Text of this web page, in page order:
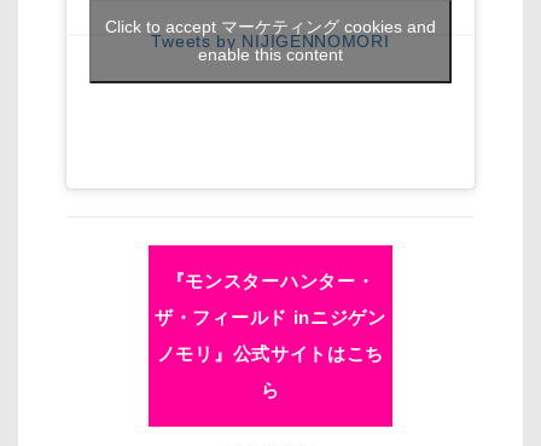
Tweets by NIJIGENNOMORI
Click to accept マーケティング cookies and
enable this content
『モンスターハンター・
ザ・フィールド inニジゲン
ノモリ』公式サイトはこち
ら